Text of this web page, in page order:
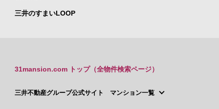
三井のすまいLOOP
31mansion.com トップ（全物件検索ページ）
三井不動産グループ公式サイト マンション一覧